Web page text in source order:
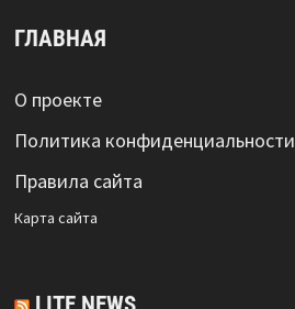
ГЛАВНАЯ
О проекте
Политика конфиденциальности
Правила сайта
Карта сайта